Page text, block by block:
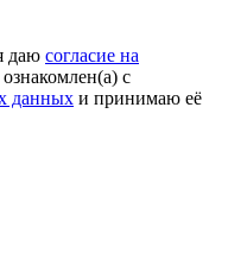
даю согласие на
с
данных и принимаю её